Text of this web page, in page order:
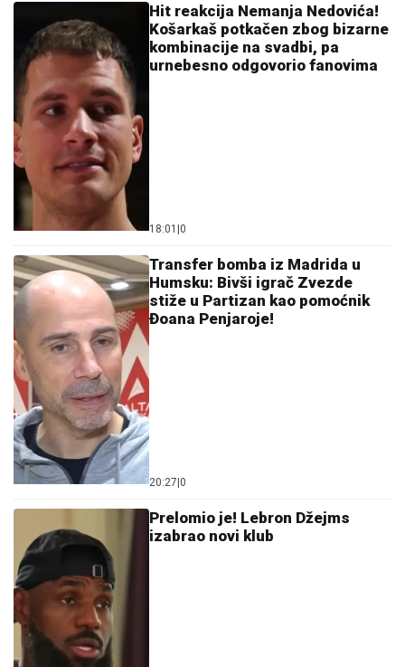
Hit reakcija Nemanja Nedovića!
Košarkaš potkačen zbog bizarne
kombinacije na svadbi, pa
urnebesno odgovorio fanovima
18:01 |0
Transfer bomba iz Madrida u
Humsku: Bivši igrač Zvezde
stiže u Partizan kao pomoćnik
Đoana Penjaroje!
20:27|0
Prelomio je! Lebron Džejms
izabrao novi klub